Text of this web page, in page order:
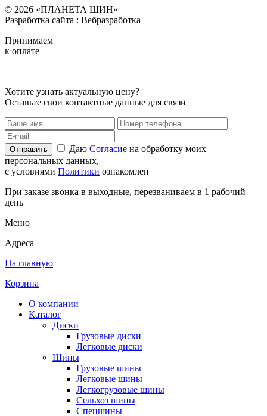
© 2026 «ПЛАНЕТА ШИН»
Разработка сайта : Вебразработка
Принимаем
к оплате
Хотите узнать актуальную цену?
Оставьте свои контактные данные для связи
Отправить Даю Согласие на обработку моих
персональных данных,
с условиями Политики ознакомлен
При заказе звонка в выходные, перезваниваем в 1 рабочий
день
Меню
Адреса
На главную
Корзина
О компании
Каталог
Диски
Грузовые диски
Легковые диски
Шины
Грузовые шины
Легковые шины
Легкогрузовые шины
Сельхоз шины
Спецшины